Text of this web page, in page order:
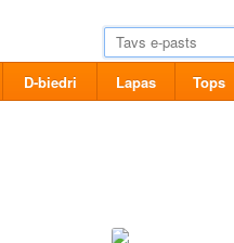
D-biedri Lapas Tops